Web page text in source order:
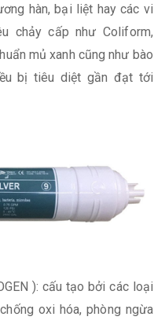
hàn, bại liệt hay các vi
chảy cấp như Coliform,
mủ xanh cũng như bào
bị tiêu diệt gần đạt tới
): cấu tạo bởi các loại
oxi hóa, phòng ngừa